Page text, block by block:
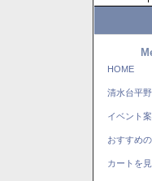
HOME
清水台平
イベント
おすすめ
カートを